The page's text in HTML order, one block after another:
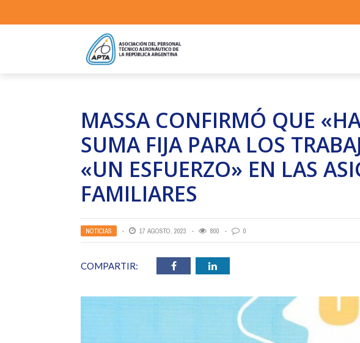
MASSA CONFIRMÓ QUE
SUMA FIJA PARA LOS
«UN ESFUERZO» EN LAS
FAMILIARES
NOTICIAS 17 AGOSTO, 2023 800 0
COMPARTIR: